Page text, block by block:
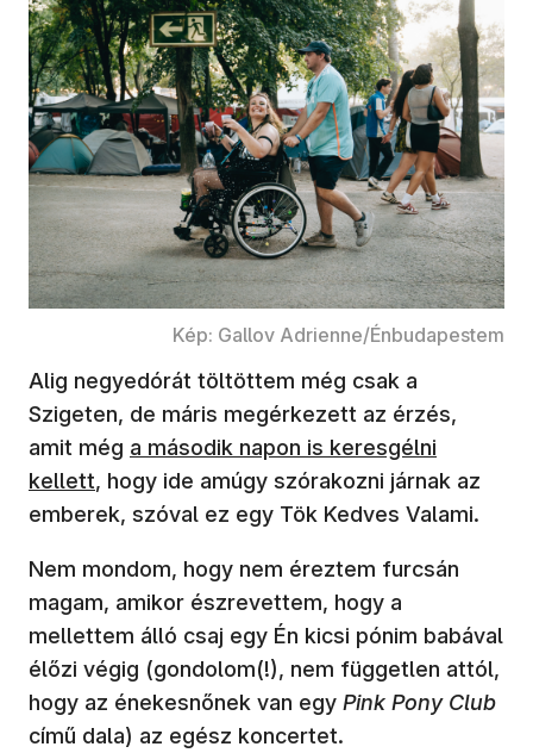
Kép: Gallov Adrienne/Énbudapestem
Alig negyedórát töltöttem még csak a
Szigeten, de máris megérkezett az érzés,
amit még (új ablakban nyílik meg)
a második napon is keresgélni
kellett, hogy ide amúgy szórakozni járnak az
emberek, szóval ez egy Tök Kedves Valami.
Nem mondom, hogy nem éreztem furcsán
magam, amikor észrevettem, hogy a
mellettem álló csaj egy Én kicsi pónim babával
élőzi végig (gondolom(!), nem független attól,
hogy az énekesnőnek van egy Pink Pony Club
című dala) az egész koncertet.